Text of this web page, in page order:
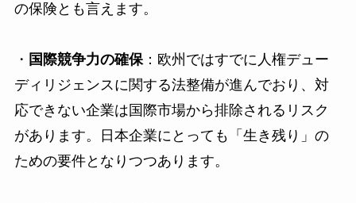
の保険とも言えます。
・ 国際競争力の確保：欧州ではすでに人権デュー
ディリジェンスに関する法整備が進んでおり、対
応できない企業は国際市場から排除されるリスク
があります。日本企業にとっても「生き残り」の
ための要件となりつつあります。